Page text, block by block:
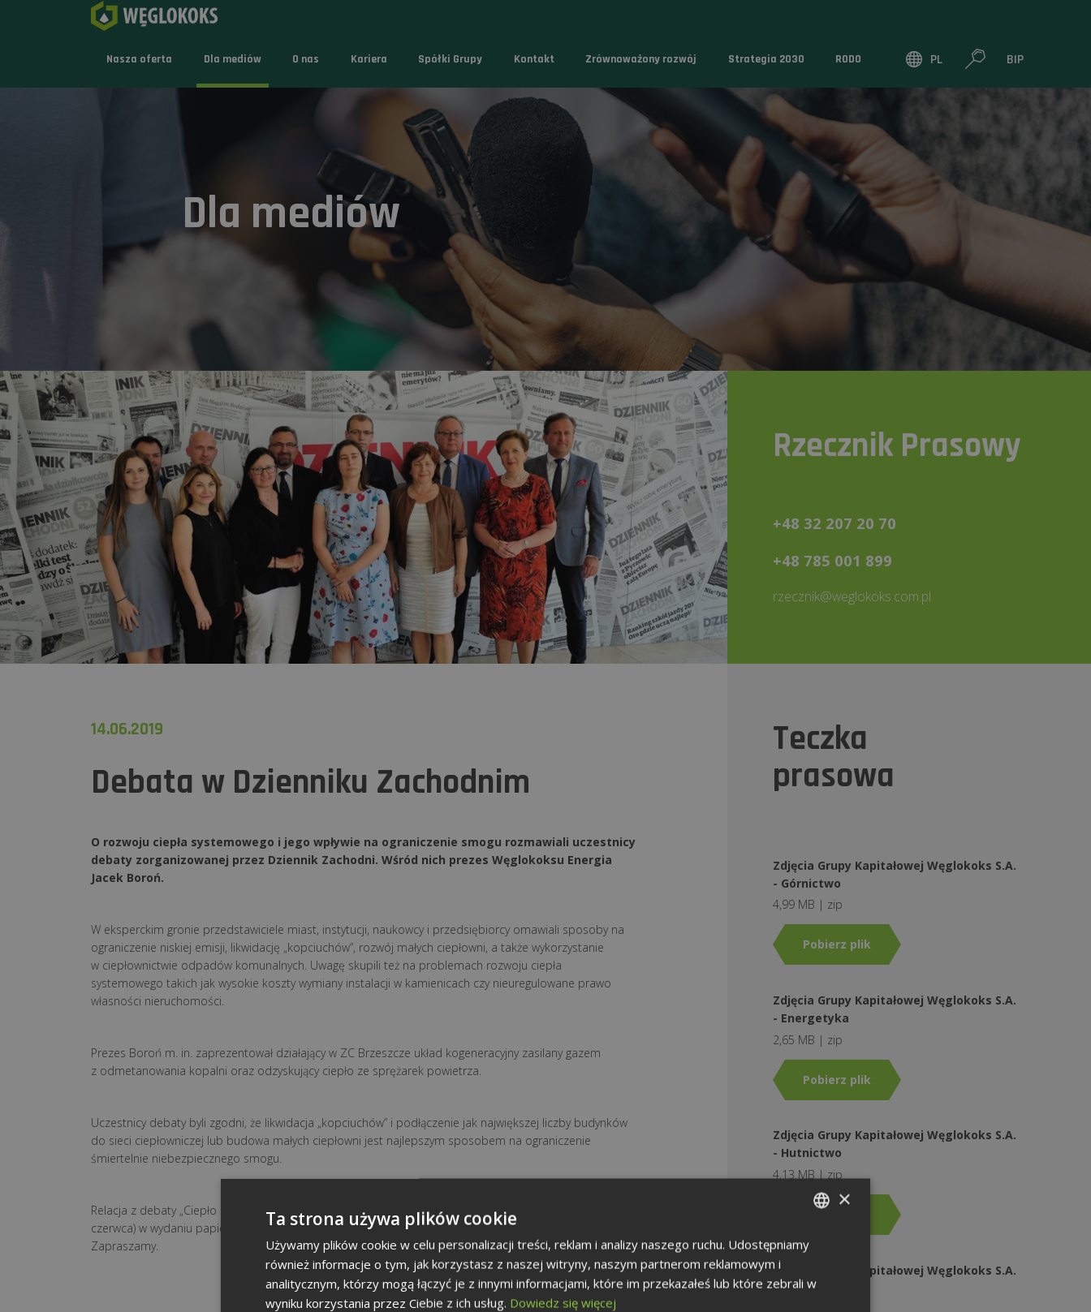
Nasza oferta Dla mediów O nas Kariera Spółki Grupy Kontakt Zrównoważony rozwój Strategia 2030 RODO PL BIP
Dla mediów
Rzecznik Prasowy
+48 32 207 20 70
+48 785 001 899
rzecznik@weglokoks.com.pl
14.06.2019
Debata w Dzienniku Zachodnim
O rozwoju ciepła systemowego i jego wpływie na ograniczenie smogu rozmawiali uczestnicy
debaty zorganizowanej przez Dziennik Zachodni. Wśród nich prezes Węglokoksu Energia
Jacek Boroń.
W eksperckim gronie przedstawiciele miast, instytucji, naukowcy i przedsiębiorcy omawiali sposoby na
ograniczenie niskiej emisji, likwidację „kopciuchów”, rozwój małych ciepłowni, a także wykorzystanie
w ciepłownictwie odpadów komunalnych. Uwagę skupili też na problemach rozwoju ciepła
systemowego takich jak wysokie koszty wymiany instalacji w kamienicach czy nieuregulowane prawo
własności nieruchomości.
Prezes Boroń m. in. zaprezentował działający w ZC Brzeszcze układ kogeneracyjny zasilany gazem
z odmetanowania kopalni oraz odzyskujący ciepło ze sprężarek powietrza.
Uczestnicy debaty byli zgodni, że likwidacja „kopciuchów” i podłączenie jak największej liczby budynków
do sieci ciepłowniczej lub budowa małych ciepłowni jest najlepszym sposobem na ograniczenie
śmiertelnie niebezpiecznego smogu.
Relacja z debaty „Ciepło systemowe i małe ciepłownie sposobem na smog” ukaże się w poniedziałek (17
czerwca) w wydaniu papierowym Dziennika Zachodniego oraz na jego internetowym portalu.
Zapraszamy.
Teczka
prasowa
Zdjęcia Grupy Kapitałowej Węglokoks S.A.
- Górnictwo
4,99 MB | zip
Pobierz plik
Zdjęcia Grupy Kapitałowej Węglokoks S.A.
- Energetyka
2,65 MB | zip
Pobierz plik
Zdjęcia Grupy Kapitałowej Węglokoks S.A.
- Hutnictwo
4,13 MB | zip
Pobierz plik
Zdjęcia Grupy Kapitałowej Węglokoks S.A.
- Logistyka
POLISH
×
Ta strona używa plików cookie
Używamy plików cookie w celu personalizacji treści, reklam i analizy naszego ruchu. Udostępniamy
również informacje o tym, jak korzystasz z naszej witryny, naszym partnerom reklamowym i
analitycznym, którzy mogą łączyć je z innymi informacjami, które im przekazałeś lub które zebrali w
wyniku korzystania przez Ciebie z ich usług. Dowiedz się więcej